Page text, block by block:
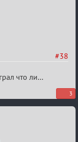
#38
что ли…
3